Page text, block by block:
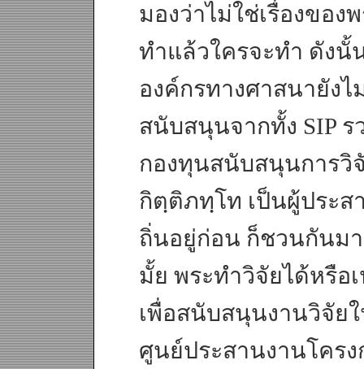
มองว่าไม่ใช่เรื่องของ
ทำแล้วใครจะทำ ดังนั้
องค์กรทางศาสนายัง
สนับสนุนจากทั้ง SIP
กองทุนสนับสนุนการวิ
กิตฺติภทฺโท เป็นผู้ประส
ถิ่นอยู่ก่อน ก็ชวนกันมา
มั้ย พระทำวิจัยได้หรือ
เพื่อสนับสนุนงานวิจัย
ศูนย์ประสานงานโคร